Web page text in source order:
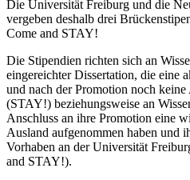
Die Universität Freiburg und die
vergeben deshalb drei
Come and STAY!
Die Stipendien richten sich an
eingereichter Dissertation, die eine
und nach der Promotion noch
(STAY!) beziehungsweise an
Anschluss an ihre Promotion eine
Ausland aufgenommen haben und
Vorhaben an der Universität
and STAY!).